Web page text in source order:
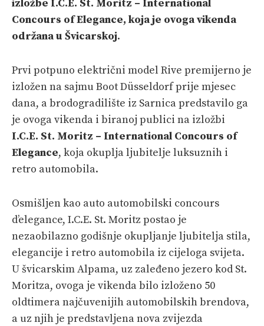
izložbe I.C.E. St. Moritz – International
Concours of Elegance, koja je ovoga vikenda
održana u Švicarskoj.
Prvi potpuno električni model Rive premijerno je
izložen na sajmu Boot Düsseldorf prije mjesec
dana, a brodogradilište iz Sarnica predstavilo ga
je ovoga vikenda i biranoj publici na izložbi
I.C.E. St. Moritz – International Concours of
Elegance, koja okuplja ljubitelje luksuznih i
retro automobila.
Osmišljen kao auto automobilski concours
d’elegance, I.C.E. St. Moritz postao je
nezaobilazno godišnje okupljanje ljubitelja stila,
elegancije i retro automobila iz cijeloga svijeta.
U švicarskim Alpama, uz zaleđeno jezero kod St.
Moritza, ovoga je vikenda bilo izloženo 50
oldtimera najčuvenijih automobilskih brendova,
a uz njih je predstavljena nova zvijezda